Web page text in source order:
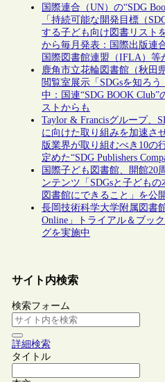
国際連合（UN）の“SDG
「持続可能な開発目標（
する子ども向け図書リスト
から毎月発表：国際出版連
国際図書館連盟（IFLA）等
鹿角市立花輪図書館（秋田
閲覧室展示「SDGsを知ろ
中：国連“SDG BOOK Club”
ストからも
Taylor & Francisグループ、
に向けた取り組みを加速さ
版業界が取り組むべき10の
定めた“SDG Publishers
国際子ども図書館、開館20
ンテンツ「SDGsと子どもの
図書館にできること」を公
長岡技術科学大学附属図書
Online」トライアル＆ブッ
グを実施中
サイト内検索
検索フォーム
詳細検索
タイトル